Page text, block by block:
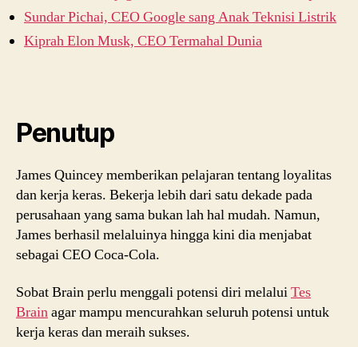
Sundar Pichai, CEO Google sang Anak Teknisi Listrik
Kiprah Elon Musk, CEO Termahal Dunia
Penutup
James Quincey memberikan pelajaran tentang loyalitas
dan kerja keras. Bekerja lebih dari satu dekade pada
perusahaan yang sama bukan lah hal mudah. Namun,
James berhasil melaluinya hingga kini dia menjabat
sebagai CEO Coca-Cola.
Sobat Brain perlu menggali potensi diri melaluiTes
Brainagar mampu mencurahkan seluruh potensi untuk
kerja keras dan meraih sukses.